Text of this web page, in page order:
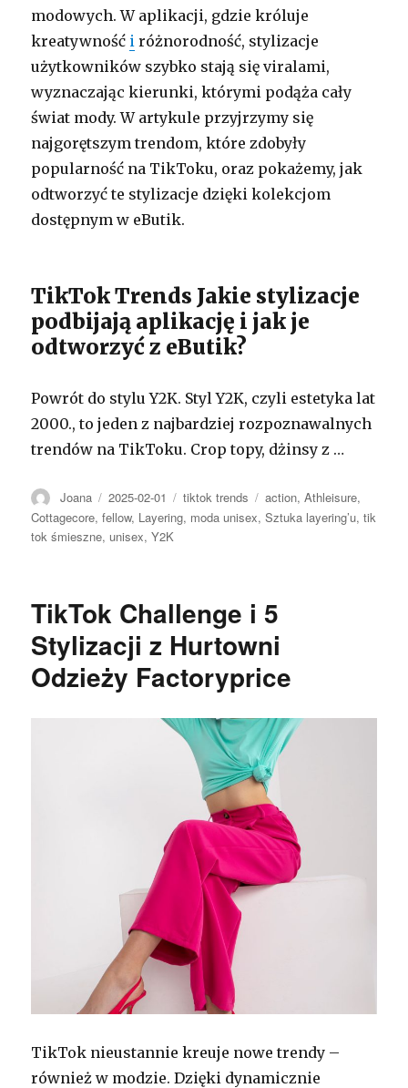
modowych. W aplikacji, gdzie króluje
kreatywność i różnorodność, stylizacje
użytkowników szybko stają się viralami,
wyznaczając kierunki, którymi podąża cały
świat mody. W artykule przyjrzymy się
najgorętszym trendom, które zdobyły
popularność na TikToku, oraz pokażemy, jak
odtworzyć te stylizacje dzięki kolekcjom
dostępnym w eButik.
TikTok Trends Jakie stylizacje
podbijają aplikację i jak je
odtworzyć z eButik?
Powrót do stylu Y2K. Styl Y2K, czyli estetyka lat
2000., to jeden z najbardziej rozpoznawalnych
trendów na TikToku. Crop topy, dżinsy z …
Autor
Joana Opublikowano
2025-02-01 Kategorie
tiktok trends Tagi
action,Athleisure,
Cottagecore,fellow, Layering, moda unisex,Sztuka layering’u,tik
tok śmieszne, unisex,Y2K
TikTok Challenge i 5
Stylizacji z Hurtowni
Odzieży Factoryprice
TikTok nieustannie kreuje nowe trendy –
również w modzie. Dzięki dynamicznie